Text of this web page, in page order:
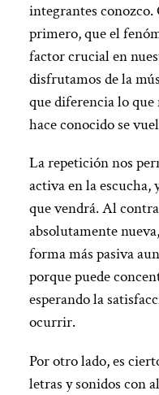
integrantes conozco.
primero, que el
factor crucial en
disfrutamos de la
que diferencia lo que
hace conocido se
La repetición nos
activa en la escucha,
que vendrá. Al
absolutamente
forma más pasiva
porque puede
esperando la
ocurrir.
Por otro lado, es
letras y sonidos con